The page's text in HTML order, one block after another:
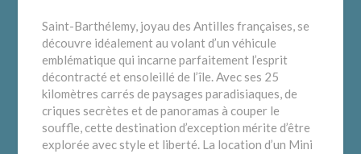
Saint-Barthélemy, joyau des Antilles françaises, se
découvre idéalement au volant d’un véhicule
emblématique qui incarne parfaitement l’esprit
décontracté et ensoleillé de l’île. Avec ses 25
kilomètres carrés de paysages paradisiaques, de
criques secrètes et de panoramas à couper le
souffle, cette destination d’exception mérite d’être
explorée avec style et liberté. La location d’un Mini